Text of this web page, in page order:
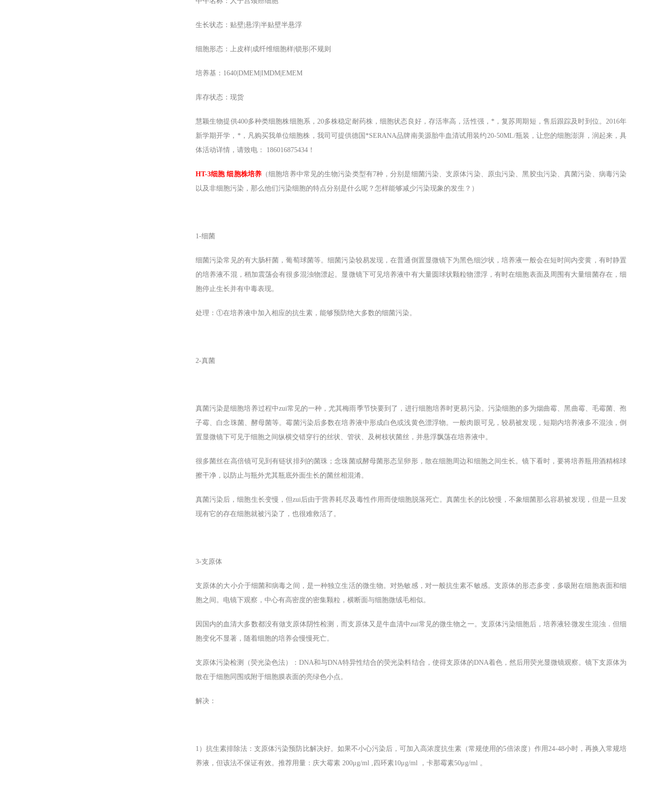
生长状态：贴壁|悬浮|半贴壁半悬浮
细胞形态：上皮样|成纤维细胞样|锁形|不规则
培养基：1640|DMEM|IMDM|EMEM
库存状态：现货
慧颖生物提供400多种类细胞株细胞系，20多株稳定耐药株，细胞状态良好，存活率高，活性强，*，复苏周期短，售后跟踪及时到位。2016年
新学期开学，*，凡购买我单位细胞株，我司可提供德国*SERANA品牌南美源胎牛血清试用装约20-50ML/瓶装，让您的细胞澎湃，润起来，具
体活动详情，请致电： 186016875434！
HT-3细胞 细胞株培养 （细胞培养中常见的生物污染类型有7种，分别是细菌污染、支原体污染、原虫污染、黑胶虫污染、真菌污染、病毒污染
以及非细胞污染，那么他们污染细胞的特点分别是什么呢？怎样能够减少污染现象的发生？）
1-细菌
细菌污染常见的有大肠杆菌，葡萄球菌等。细菌污染较易发现，在普通倒置显微镜下为黑色细沙状，培养液一般会在短时间内变黄，有时静置
的培养液不混，稍加震荡会有很多混浊物漂起。显微镜下可见培养液中有大量圆球状颗粒物漂浮，有时在细胞表面及周围有大量细菌存在，细
胞停止生长并有中毒表现。
处理：①在培养液中加入相应的抗生素，能够预防绝大多数的细菌污染。
2-真菌
真菌污染是细胞培养过程中zui常见的一种，尤其梅雨季节快要到了，进行细胞培养时更易污染。污染细胞的多为烟曲霉、黑曲霉、毛霉菌、孢
子霉、白念珠菌、酵母菌等。霉菌污染后多数在培养液中形成白色或浅黄色漂浮物。一般肉眼可见，较易被发现，短期内培养液多不混浊，倒
置显微镜下可见于细胞之间纵横交错穿行的丝状、管状、及树枝状菌丝，并悬浮飘荡在培养液中。
很多菌丝在高倍镜可见到有链状排列的菌珠；念珠菌或酵母菌形态呈卵形，散在细胞周边和细胞之间生长。镜下看时，要将培养瓶用酒精棉球
擦干净，以防止与瓶外尤其瓶底外面生长的菌丝相混淆。
真菌污染后，细胞生长变慢，但zui后由于营养耗尽及毒性作用而使细胞脱落死亡。真菌生长的比较慢，不象细菌那么容易被发现，但是一旦发
现有它的存在细胞就被污染了，也很难救活了。
3-支原体
支原体的大小介于细菌和病毒之间，是一种独立生活的微生物。对热敏感，对一般抗生素不敏感。支原体的形态多变，多吸附在细胞表面和细
胞之间。电镜下观察，中心有高密度的密集颗粒，横断面与细胞微绒毛相似。
因国内的血清大多数都没有做支原体阴性检测，而支原体又是牛血清中zui常见的微生物之一。支原体污染细胞后，培养液轻微发生混浊．但细
胞变化不显著，随着细胞的培养会慢慢死亡。
支原体污染检测（荧光染色法）：DNA和与DNA特异性结合的荧光染料结合，使得支原体的DNA着色，然后用荧光显微镜观察。镜下支原体为
散在于细胞同围或附于细胞膜表面的亮绿色小点。
解决：
1 ）抗生素排除法：支原体污染预防比解决好。如果不小心污染后，可加入高浓度抗生素（常规使用的5倍浓度）作用24-48小时，再换入常规培
养液，但该法不保证有效。推荐用量：庆大霉素 200μg/ml ,四环素10μg/ml ，卡那霉素50μg/ml 。